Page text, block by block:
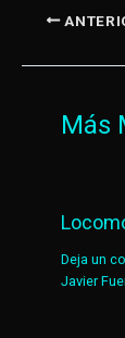
Más
Deja un
Javier